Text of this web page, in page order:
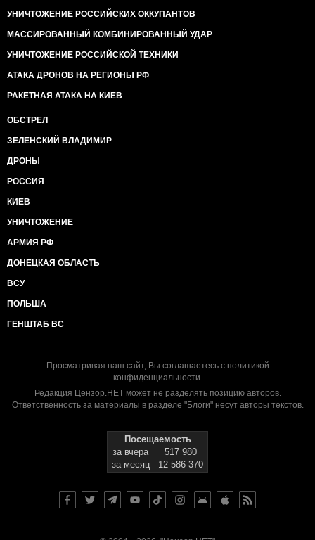
УНИЧТОЖЕНИЕ РОССИЙСКИХ ОККУПАНТОВ
МАССИРОВАННЫЙ КОМБИНИРОВАННЫЙ УДАР
УНИЧТОЖЕНИЕ РОССИЙСКОЙ ТЕХНИКИ
АТАКА ДРОНОВ НА РЕГИОНЫ РФ
РАКЕТНАЯ АТАКА НА КИЕВ
ОБСТРЕЛ
ЗЕЛЕНСКИЙ ВЛАДИМИР
ДРОНЫ
РОССИЯ
КИЕВ
УНИЧТОЖЕНИЕ
АРМИЯ РФ
ДОНЕЦКАЯ ОБЛАСТЬ
ВСУ
ПОЛЬША
ГЕНШТАБ ВС
Просматривая наш сайт, Вы соглашаетесь с политикой
конфиденциальности.
Редакция Цензор.НЕТ может не разделять позицию авторов.
Ответственность за материалы в разделе "Блоги" несут авторы текстов.
Посещаемость
за вчера
517 980
за месяц
12 586 370